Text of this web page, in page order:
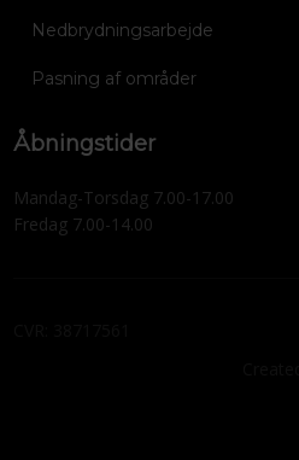
Nedbrydningsarbejde
Pasning af områder
Åbningstider
Mandag-Torsdag 7.00-17.00​
Fredag 7.00-14.00